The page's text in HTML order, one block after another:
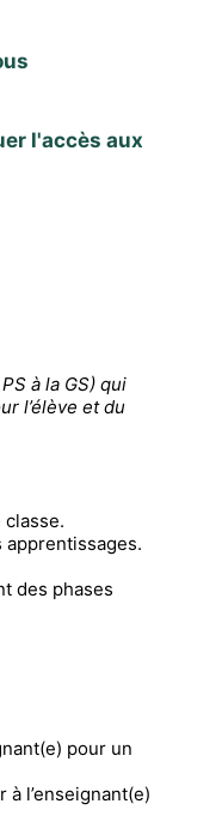
l'accès aux
à la GS) qui
l’élève et du
des phases
pour un
à l’enseignant(e)